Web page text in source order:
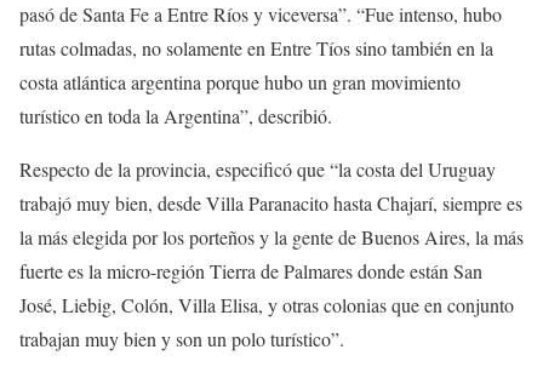
pasó de Santa Fe a Entre Ríos y viceversa”. “Fue intenso, hubo
rutas colmadas, no solamente en Entre Tíos sino también en la
costa atlántica argentina porque hubo un gran movimiento
turístico en toda la Argentina”, describió.
Respecto de la provincia, especificó que “la costa del Uruguay
trabajó muy bien, desde Villa Paranacito hasta Chajarí, siempre es
la más elegida por los porteños y la gente de Buenos Aires, la más
fuerte es la micro-región Tierra de Palmares donde están San
José, Liebig, Colón, Villa Elisa, y otras colonias que en conjunto
trabajan muy bien y son un polo turístico”.